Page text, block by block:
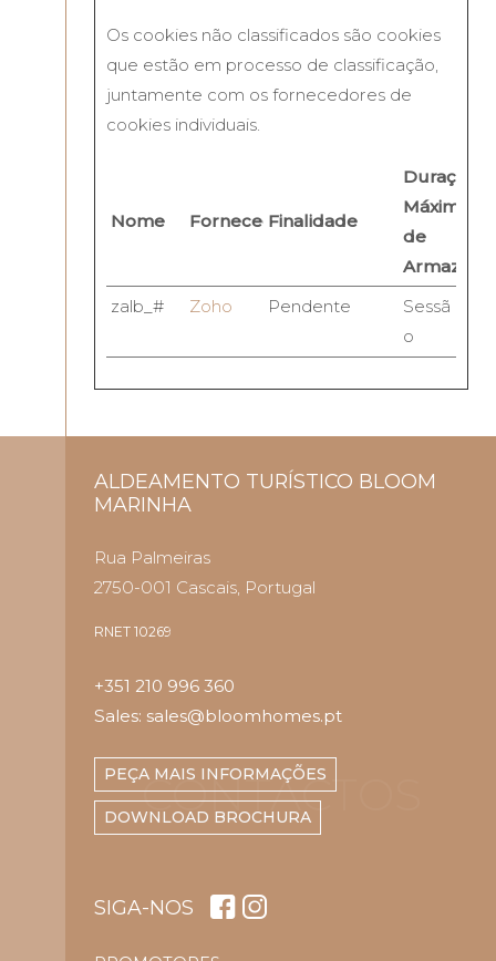
Os cookies não classificados são cookies
que estão em processo de classificação,
juntamente com os fornecedores de
cookies individuais.
Nome FornecedorFinalidade
Duração
Máxima
de
zalb_#
Zoho Pendente
Sessã
o
CONTACTOS
ALDEAMENTO TURÍSTICO BLOOM
MARINHA
Rua Palmeiras
2750-001 Cascais, Portugal
RNET 10269
+351 210 996 360
Sales: sales@bloomhomes.pt
PEÇA MAIS INFORMAÇÕES
DOWNLOAD BROCHURA
SIGA-NOS